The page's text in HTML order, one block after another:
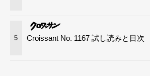
5 Croissant No. 1167 試し読みと目次